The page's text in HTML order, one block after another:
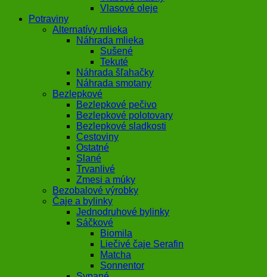
Vlasové oleje
Potraviny
Alternatívy mlieka
Náhrada mlieka
Sušené
Tekuté
Náhrada šľahačky
Náhrada smotany
Bezlepkové
Bezlepkové pečivo
Bezlepkové polotovary
Bezlepkové sladkosti
Cestoviny
Ostatné
Slané
Trvanlivé
Zmesi a múky
Bezobalové výrobky
Čaje a bylinky
Jednodruhové bylinky
Sáčkové
Biomila
Liečivé čaje Serafin
Matcha
Sonnentor